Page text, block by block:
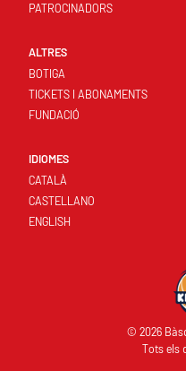
PATROCINADORS
ALTRES
BOTIGA
TICKETS I ABONAMENTS
FUNDACIÓ
IDIOMES
CATALÀ
CASTELLANO
ENGLISH
© 2026
Tots els